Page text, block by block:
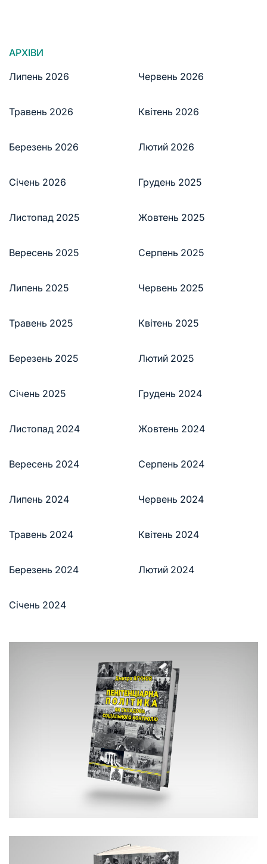
АРХІВИ
Липень 2026
Червень 2026
Травень 2026 Квітень 2026
Березень 2026 Лютий 2026
Січень 2026 Грудень 2025
Листопад 2025 Жовтень 2025
Вересень 2025 Серпень 2025
Липень 2025 Червень 2025
Травень 2025 Квітень 2025
Березень 2025 Лютий 2025
Січень 2025 Грудень 2024
Листопад 2024 Жовтень 2024
Вересень 2024 Серпень 2024
Липень 2024 Червень 2024
Травень 2024 Квітень 2024
Березень 2024 Лютий 2024
Січень 2024